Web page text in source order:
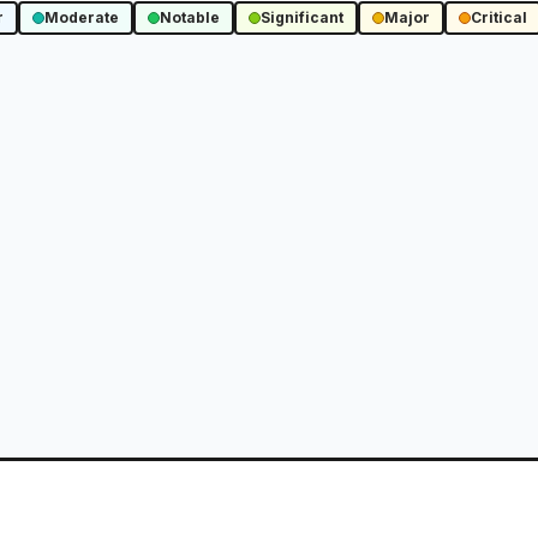
Moderate Notable Significant Major Critical